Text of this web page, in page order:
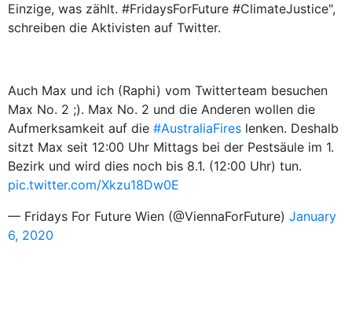
Einzige, was zählt. #FridaysForFuture #ClimateJustice",
schreiben die Aktivisten auf Twitter.
Auch Max und ich (Raphi) vom Twitterteam besuchen
Max No. 2 ;). Max No. 2 und die Anderen wollen die
Aufmerksamkeit auf die #AustraliaFires lenken. Deshalb
sitzt Max seit 12:00 Uhr Mittags bei der Pestsäule im 1.
Bezirk und wird dies noch bis 8.1. (12:00 Uhr) tun.
pic.twitter.com/Xkzu18Dw0E
— Fridays For Future Wien (@ViennaForFuture) January
6, 2020